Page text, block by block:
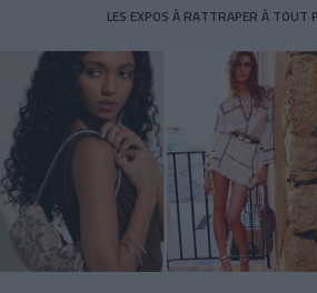
LES EXPOS À RATTRAPER À TOUT